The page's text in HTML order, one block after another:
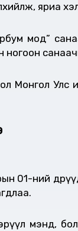
яриа
мод”
Монгол Улс
01-ний
мэнд,